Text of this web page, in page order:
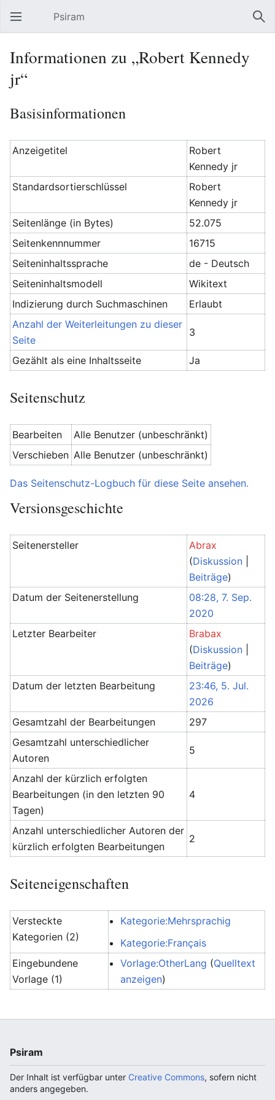
Hauptmenü öffnen Psiram
Informationen zu „Robert Kennedy
jr“
Basisinformationen
Anzeigetitel
Robert
Kennedy jr
Standardsortierschlüssel
Robert
Kennedy jr
Seitenlänge (in Bytes)
52.075
Seitenkennnummer
16715
Seiteninhaltssprache
de - Deutsch
Seiteninhaltsmodell
Wikitext
Indizierung durch Suchmaschinen
Erlaubt
Anzahl der Weiterleitungen zu dieser
Seite
3
Gezählt als eine Inhaltsseite Ja
Seitenschutz
Bearbeiten
Alle Benutzer (unbeschränkt)
Verschieben Alle Benutzer (unbeschränkt)
Das Seitenschutz-Logbuch für diese Seite ansehen.
Versionsgeschichte
Seitenersteller
Abrax
(Diskussion
Beiträge)
Datum der Seitenerstellung
08:28, 7. Sep.
2020
Letzter Bearbeiter
Brabax
(Diskussion
Beiträge)
Datum der letzten Bearbeitung
23:46, 5. Jul.
2026
Gesamtzahl der Bearbeitungen
297
Gesamtzahl unterschiedlicher
Autoren
5
Anzahl der kürzlich erfolgten
Bearbeitungen (in den letzten 90
Tagen)
4
Anzahl unterschiedlicher Autoren der
kürzlich erfolgten Bearbeitungen
2
Seiteneigenschaften
Versteckte
Kategorien (2)
Kategorie:Mehrsprachig
Kategorie:Français
Eingebundene
Vorlage (1)
Vorlage:OtherLang (Quelltext
anzeigen)
Psiram
Der Inhalt ist verfügbar unter Creative Commons, sofern nicht
anders angegeben.